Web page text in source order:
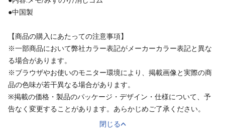
●中国製
【商品の購入にあたっての注意事項】
※一部商品において弊社カラー表記がメーカーカラー表記と異な
る場合があります。
※ブラウザやお使いのモニター環境により、掲載画像と実際の商
品の色味が若干異なる場合があります。
※掲載の価格・製品のパッケージ・デザイン・仕様について、予
告なく変更することがあります。あらかじめご了承ください。
閉じる